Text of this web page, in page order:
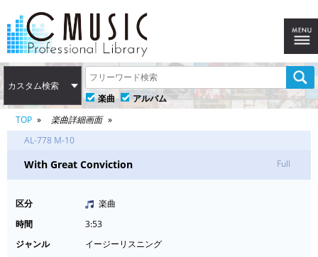
カスタム検索
楽曲
アルバム
TOP
楽曲詳細画面
AL-778 M-10
With Great Conviction Full
区分
楽曲
時間
3:53
ジャンル
イージーリスニング